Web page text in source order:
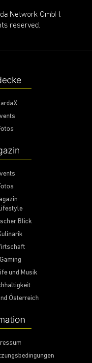
Network GmbH.
reserved.
Blick
Gaming
und Musik
Österreich